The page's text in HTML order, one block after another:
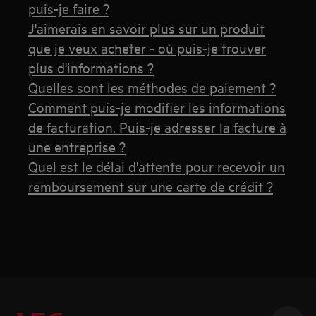
puis-je faire ?
J'aimerais en savoir plus sur un produit
que je veux acheter - où puis-je trouver
plus d'informations ?
Quelles sont les méthodes de paiement ?
Comment puis-je modifier les informations
de facturation. Puis-je adresser la facture à
une entreprise ?
Quel est le délai d'attente pour recevoir un
remboursement sur une carte de crédit ?